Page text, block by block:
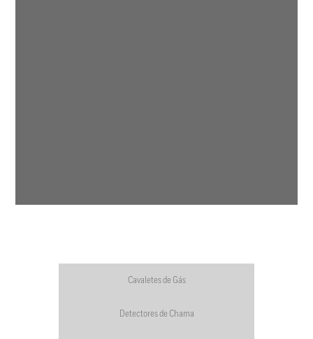
Cavaletes de Gás
Detectores de Chama